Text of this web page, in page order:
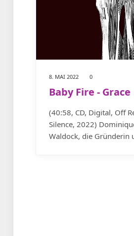
8. MAI 2022 0
Baby Fire - Grace
(40:58, CD, Digital, Off
Silence, 2022)
Waldock, die Gründerin